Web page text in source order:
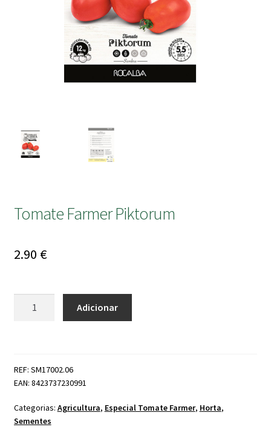
Tomate Farmer Piktorum
2.90 €
Adicionar
REF: SM17002.06
EAN: 8423737230991
Categorias: Agricultura, Especial Tomate Farmer, Horta,
Sementes